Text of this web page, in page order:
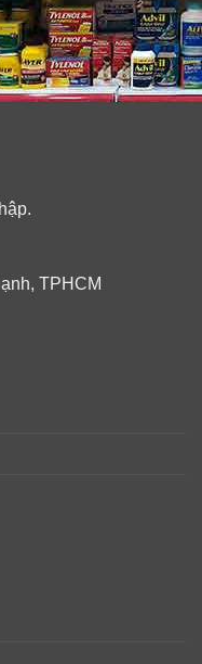
TPHCM